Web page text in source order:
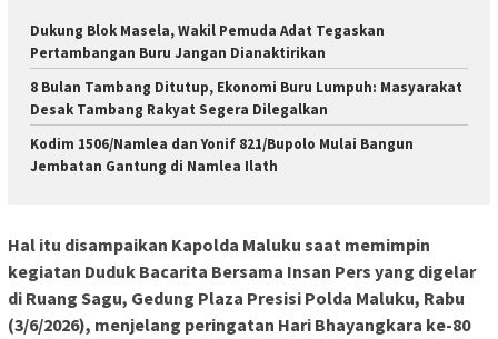
Dukung Blok Masela, Wakil Pemuda Adat Tegaskan
Pertambangan Buru Jangan Dianaktirikan
8 Bulan Tambang Ditutup, Ekonomi Buru Lumpuh: Masyarakat
Desak Tambang Rakyat Segera Dilegalkan
Kodim 1506/Namlea dan Yonif 821/Bupolo Mulai Bangun
Jembatan Gantung di Namlea Ilath
Hal itu disampaikan Kapolda Maluku saat memimpin
kegiatan Duduk Bacarita Bersama Insan Pers yang digelar
di Ruang Sagu, Gedung Plaza Presisi Polda Maluku, Rabu
(3/6/2026), menjelang peringatan Hari Bhayangkara ke-80